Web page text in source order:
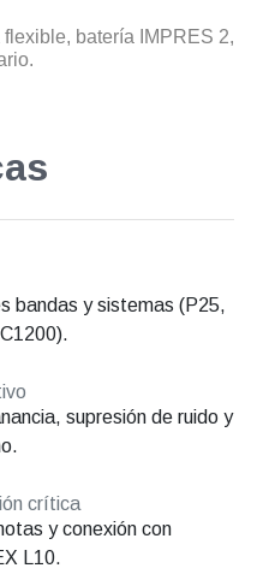
batería IMPRES 2,
bandas y sistemas (P25,
supresión de ruido y
crítica
y conexión con
L10.